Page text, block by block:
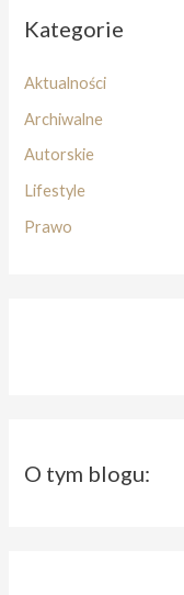
Kategorie
Aktualności
Archiwalne
Autorskie
Lifestyle
Prawo
O tym blogu: